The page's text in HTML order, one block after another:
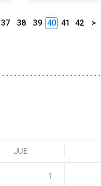
37 38 39 40 41 42 >
JUE
1